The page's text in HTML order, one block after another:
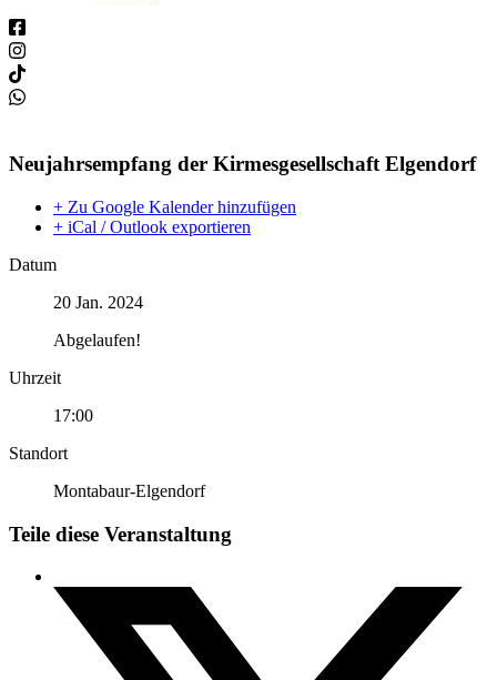
Neujahrsempfang der Kirmesgesellschaft Elgendorf
+ Zu Google Kalender hinzufügen
+ iCal / Outlook exportieren
Datum
20 Jan. 2024
Abgelaufen!
Uhrzeit
17:00
Standort
Montabaur-Elgendorf
Teile diese Veranstaltung